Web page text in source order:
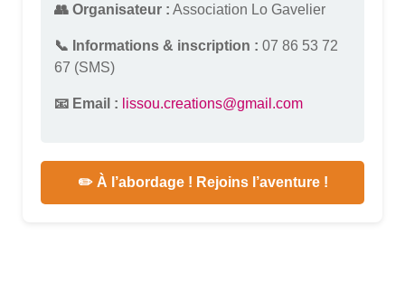
👥 Organisateur : Association Lo Gavelier
📞 Informations & inscription : 07 86 53 72
67 (SMS)
📧 Email : lissou.creations@gmail.com
✏️ À l’abordage ! Rejoins l’aventure !